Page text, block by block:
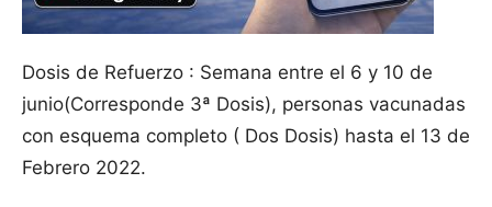
Dosis de Refuerzo : Semana entre el 6 y 10 de
junio(Corresponde 3ª Dosis), personas vacunadas
con esquema completo ( Dos Dosis) hasta el 13 de
Febrero 2022.